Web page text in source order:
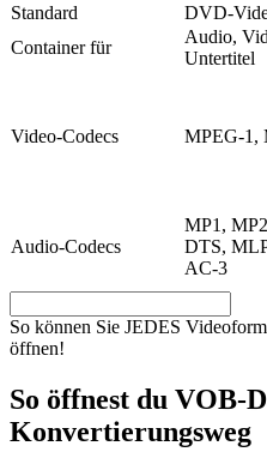
Standard
DVD-
Container für
Audio,
Untertitel
Video-Codecs MPEG-1,
Audio-Codecs
MP1,
DTS,
AC-3
So können Sie JEDES
öffnen!
So öffnest du VOB-
Konvertierungsweg